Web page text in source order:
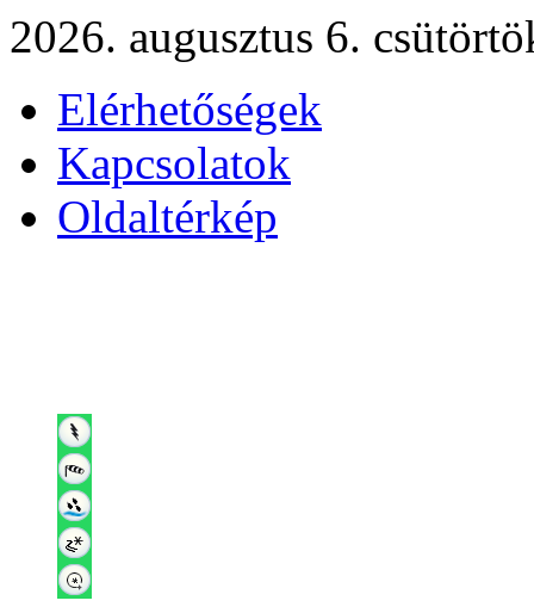
2026. augusztus 6.
Elérhetőségek
Kapcsolatok
Oldaltérkép